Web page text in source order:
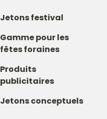
Jetons festival
Gamme pour les
fêtes foraines
Produits
publicitaires
Jetons conceptuels